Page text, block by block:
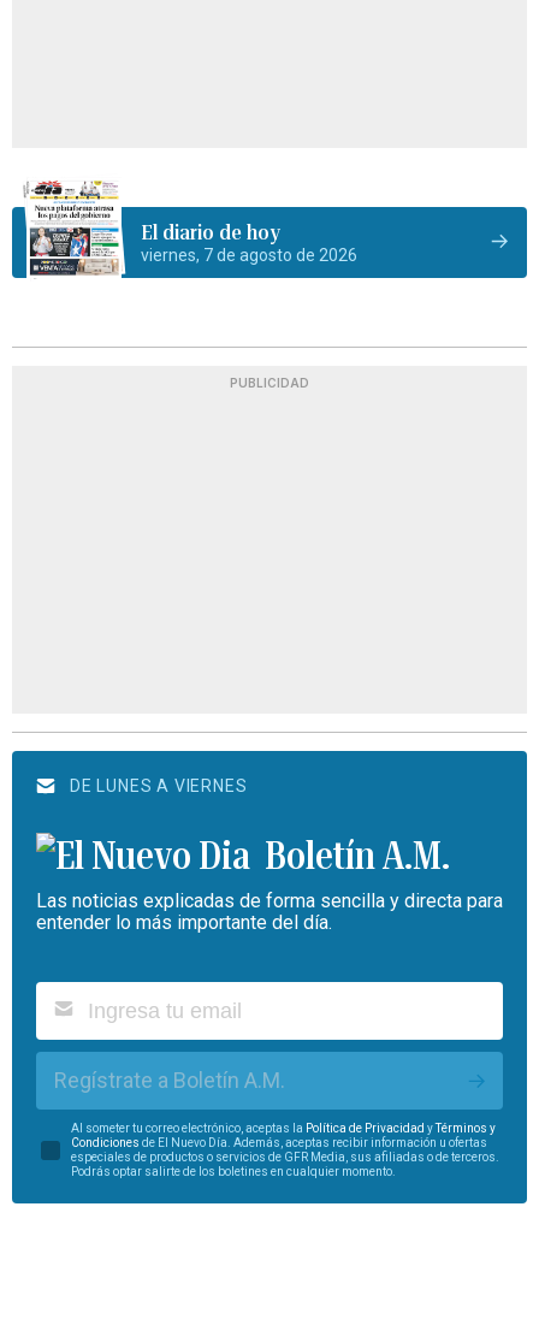
El diario de hoy
viernes, 7 de agosto de 2026
PUBLICIDAD
DE LUNES A VIERNES
Boletín A.M.
Las noticias explicadas de forma sencilla y directa para
entender lo más importante del día.
Regístrate a Boletín A.M.
Al someter tu correo electrónico, aceptas la Política de Privacidad yTérminos y
Condiciones de El Nuevo Día. Además, aceptas recibir información u ofertas
especiales de productos o servicios de GFR Media, sus afiliadas o de terceros.
Podrás optar salirte de los boletines en cualquier momento.